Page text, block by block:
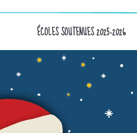
ÉCOLES SOUTENUES 2025-2026